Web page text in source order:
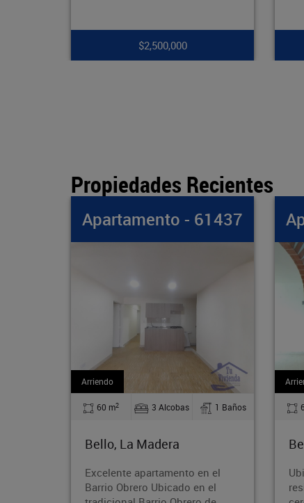
$7,900,000
Propiedades Recientes
Apartamento - 61436
Arriendo
60 m2 2 Alcobas 1 Baños
Bello, Suárez
Ubicado en una zona
residencial de fácil acceso,